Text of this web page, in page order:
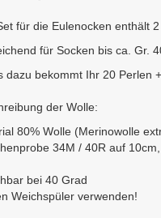
für die Eulenocken enthält
für Socken bis ca. Gr.
dazu bekommt Ihr 20 Perlen
der Wolle:
80% Wolle (Merinowolle
34M / 40R auf
bei 40 Grad
Weichspüler verwenden!